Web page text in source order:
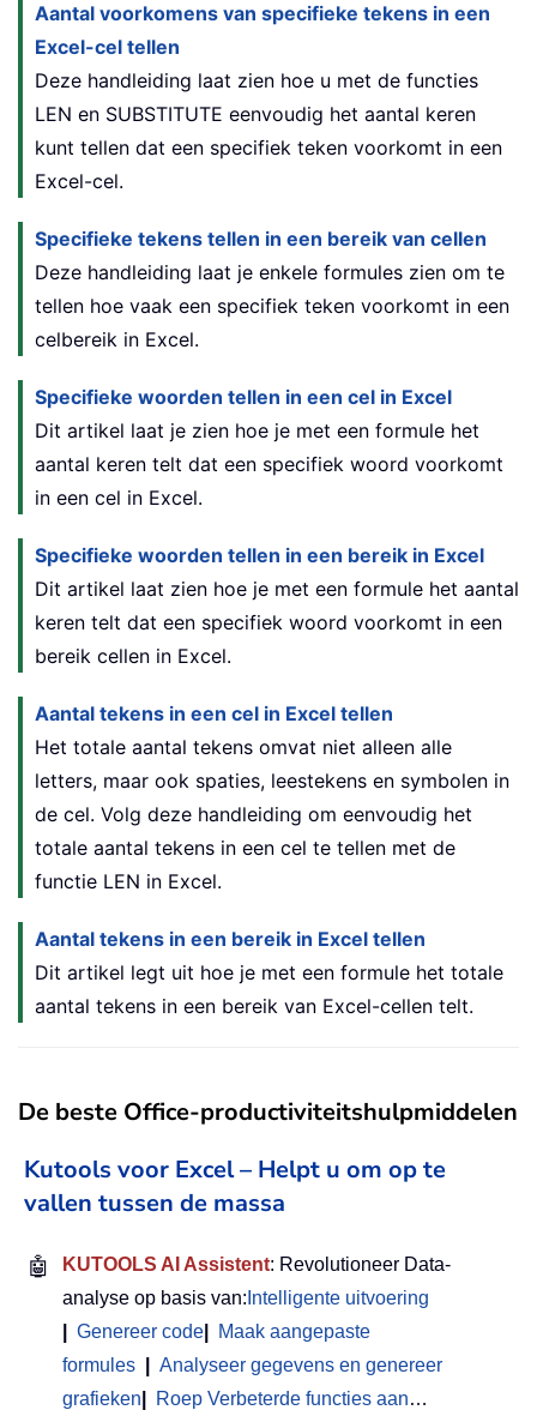
Aantal voorkomens van specifieke tekens in een
Excel-cel tellen
Deze handleiding laat zien hoe u met de functies
LEN en SUBSTITUTE eenvoudig het aantal keren
kunt tellen dat een specifiek teken voorkomt in een
Excel-cel.
Specifieke tekens tellen in een bereik van cellen
Deze handleiding laat je enkele formules zien om te
tellen hoe vaak een specifiek teken voorkomt in een
celbereik in Excel.
Specifieke woorden tellen in een cel in Excel
Dit artikel laat je zien hoe je met een formule het
aantal keren telt dat een specifiek woord voorkomt
in een cel in Excel.
Specifieke woorden tellen in een bereik in Excel
Dit artikel laat zien hoe je met een formule het aantal
keren telt dat een specifiek woord voorkomt in een
bereik cellen in Excel.
Aantal tekens in een cel in Excel tellen
Het totale aantal tekens omvat niet alleen alle
letters, maar ook spaties, leestekens en symbolen in
de cel. Volg deze handleiding om eenvoudig het
totale aantal tekens in een cel te tellen met de
functie LEN in Excel.
Aantal tekens in een bereik in Excel tellen
Dit artikel legt uit hoe je met een formule het totale
aantal tekens in een bereik van Excel-cellen telt.
De beste Office-productiviteitshulpmiddelen
Kutools voor Excel – Helpt u om op te
vallen tussen de massa
🤖 KUTOOLS AI Assistent: Revolutioneer Data-
analyse op basis van: Intelligente uitvoering
Genereer code
Maak aangepaste
formules
Analyseer gegevens en genereer
grafieken
Roep Verbeterde functies aan…